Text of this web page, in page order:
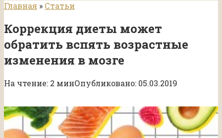
Главная » Статьи
Коррекция диеты может
обратить вспять возрастные
изменения в мозге
На чтение: 2 минОпубликовано: 05.03.2019